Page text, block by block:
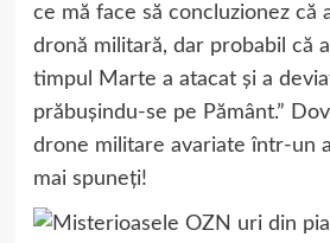
ce mă face să concluzionez că
dronă militară, dar probabil că
timpul Marte a atacat și a
prăbușindu-se pe Pământ.”
drone militare avariate într-un
mai spuneţi!